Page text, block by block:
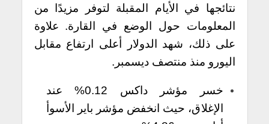
نتائجها في الأيام المقبلة لتوفر مزيدًا من
المعلومات حول الوضع في القارة. علاوة
على ذلك، شهد الدولار أعلى ارتفاع مقابل
اليورو منذ منتصف ديسمبر.
خسر مؤشر داكس 0.12% عند
الإغلاق، حيث انخفض مؤشر باير الأسوأ